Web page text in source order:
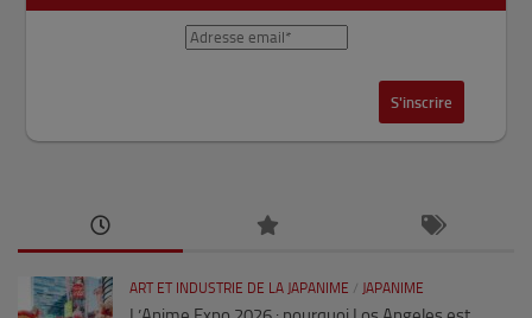
ART ET INDUSTRIE DE LA JAPANIME / JAPANIME